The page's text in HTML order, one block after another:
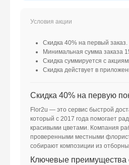
Скидка 40% на первый заказ.
Минимальная сумма заказа
Скидка суммируется с
Скидка действует в
Скидка 40% на первую
Flor2u — это сервис быстрой
который с 2017 года помогает
красивыми цветами. Компания
проверенными местными
собирают композиции из
Ключевые преимущества